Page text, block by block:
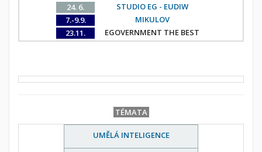
24. 6.
STUDIO EG - EUDIW
7.-9.9.
MIKULOV
23.11.
EGOVERNMENT THE BEST
TÉMATA
UMĚLÁ INTELIGENCE